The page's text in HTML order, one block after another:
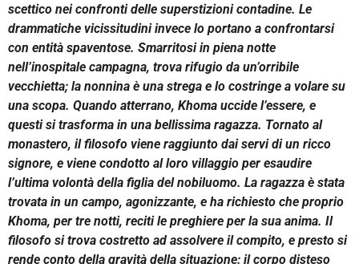
scettico nei confronti delle superstizioni contadine. Le
drammatiche vicissitudini invece lo portano a confrontarsi
con entità spaventose. Smarritosi in piena notte
nell’inospitale campagna, trova rifugio da un’orribile
vecchietta; la nonnina è una strega e lo costringe a volare su
una scopa. Quando atterrano, Khoma uccide l’essere, e
questi si trasforma in una bellissima ragazza. Tornato al
monastero, il filosofo viene raggiunto dai servi di un ricco
signore, e viene condotto al loro villaggio per esaudire
l’ultima volontà della figlia del nobiluomo. La ragazza è stata
trovata in un campo, agonizzante, e ha richiesto che proprio
Khoma, per tre notti, reciti le preghiere per la sua anima. Il
filosofo si trova costretto ad assolvere il compito, e presto si
rende conto della gravità della situazione: il corpo disteso